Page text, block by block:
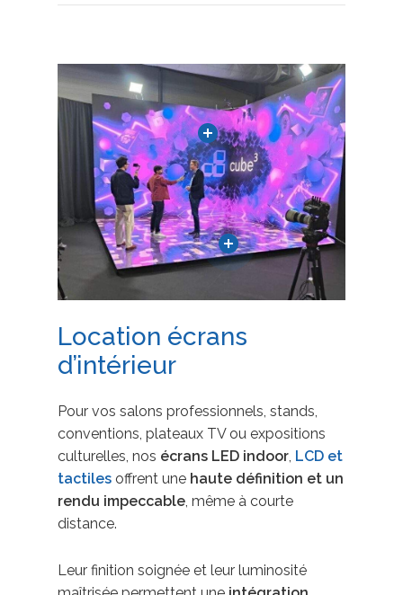
Location écrans
d’intérieur
Pour vos salons professionnels, stands,
conventions, plateaux TV ou expositions
culturelles, nos écrans LED indoor, LCD et
tactiles offrent une haute définition et un
rendu impeccable, même à courte
distance.
Leur finition soignée et leur luminosité